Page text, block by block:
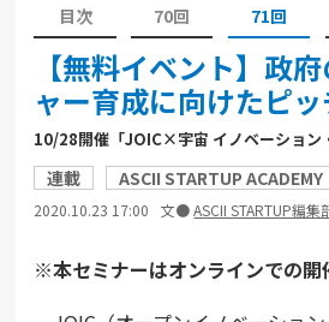
目次 70回 71回
【無料イベント】政
ャー育成に向けたピ
10/28開催「JOIC×宇宙 イノベーション
連載 ASCII STARTUP ACADEMY
2020.10.23 17:00 文●ASCII STARTUP編集
※本セミナーはオンラインでの開